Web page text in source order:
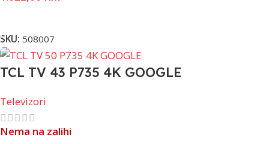
SKU: 508007
TCL TV 43 P735 4K GOOGLE
Televizori
Nema na zalihi